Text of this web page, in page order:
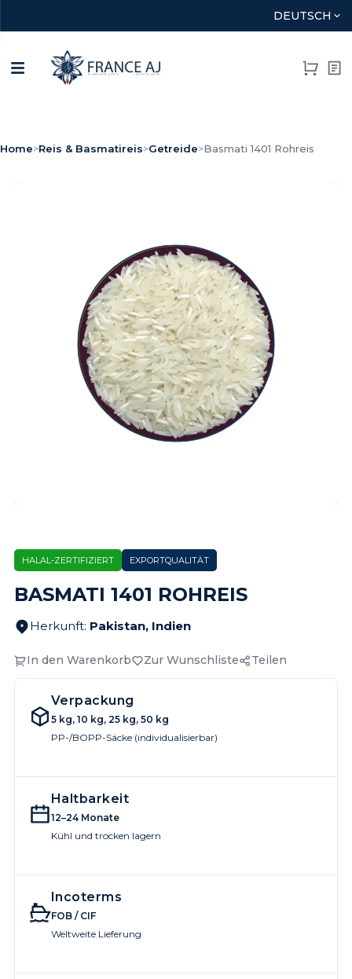
DEUTSCH
Home>Reis & Basmatireis>Getreide>Basmati 1401 Rohreis
HALAL-ZERTIFIZIERT EXPORTQUALITÄT
BASMATI 1401 ROHREIS
Herkunft: Pakistan, Indien
In den Warenkorb Zur Wunschliste Teilen
Verpackung
5 kg, 10 kg, 25 kg, 50 kg
PP-/BOPP-Säcke (individualisierbar)
Haltbarkeit
12–24 Monate
Kühl und trocken lagern
Incoterms
FOB / CIF
Weltweite Lieferung